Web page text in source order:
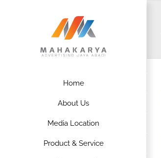
Home
About Us
Media Location
Product & Service